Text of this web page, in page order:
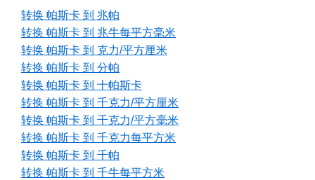
转换 帕斯卡 到 兆帕
转换 帕斯卡 到 兆牛每平方毫米
转换 帕斯卡 到 克力/平方厘米
转换 帕斯卡 到 分帕
转换 帕斯卡 到 十帕斯卡
转换 帕斯卡 到 千克力/平方厘米
转换 帕斯卡 到 千克力/平方毫米
转换 帕斯卡 到 千克力每平方米
转换 帕斯卡 到 千帕
转换 帕斯卡 到 千牛每平方米